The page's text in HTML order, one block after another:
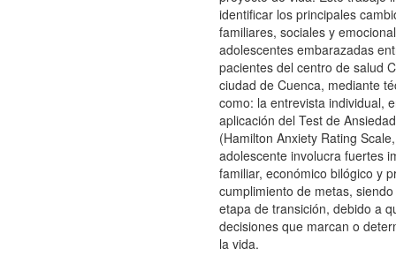
identificar los principales
familiares, sociales y
adolescentes embarazadas
pacientes del centro de salud
ciudad de Cuenca, mediante
como: la entrevista individual,
aplicación del Test de
(Hamilton Anxiety Rating
adolescente involucra fuertes
familiar, económico bilógico y
cumplimiento de metas,
etapa de transición, debido a
decisiones que marcan o
la vida.